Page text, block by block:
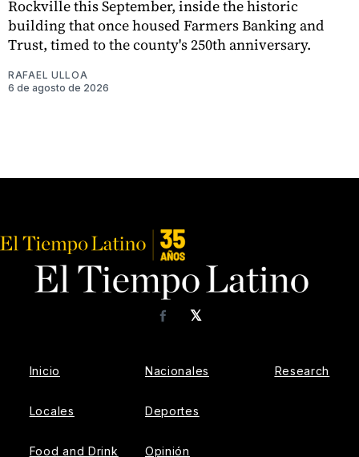
Rockville this September, inside the historic
building that once housed Farmers Banking and
Trust, timed to the county's 250th anniversary.
RAFAEL ULLOA
6 de agosto de 2026
𝕏
Facebook
Inicio
Locales
Food and Drink
Nacionales
Deportes
Opinión
Research